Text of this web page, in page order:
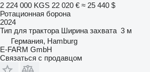
2 224 000 KGS 22 020 € ≈ 25 440 $
Ротационная борона
2024
Тип для трактора Ширина захвата 3 м
Германия, Hamburg
E-FARM GmbH
Связаться с продавцом